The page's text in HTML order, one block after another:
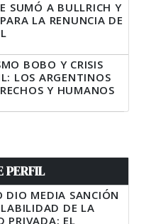
SUMÓ A BULLRICH Y
LA RENUNCIA DE
BOBO Y CRISIS
LOS ARGENTINOS
Y HUMANOS
PERFIL
DIO MEDIA SANCIÓN
DE LA
PRIVADA: EL